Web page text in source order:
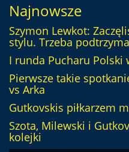
Najnowsze
Szymon Lewkot:
stylu. Trzeba
I runda Pucharu Polski
Pierwsze takie
vs Arka
Gutkovskis piłkarzem
Szota, Milewski i
kolejki